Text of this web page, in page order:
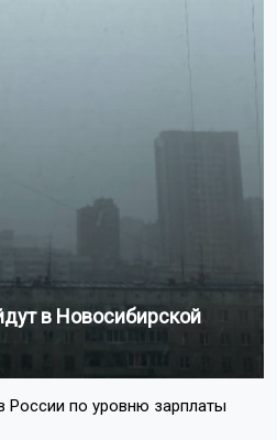
в Новосибирской
России по уровню зарплаты